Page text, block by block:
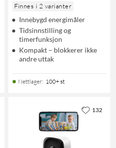
Finnes i 2 varianter
Innebygd energimåler
Tidsinnstilling og
timerfunksjon
Kompakt – blokkerer ikke
andre uttak
Nettlager: 100+ st
132